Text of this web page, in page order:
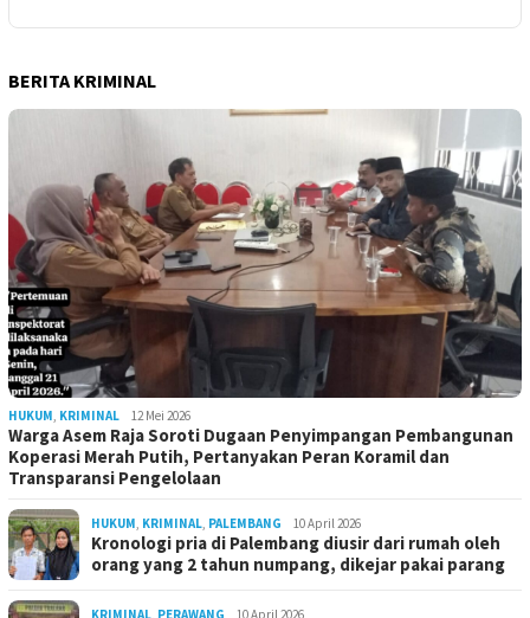
BERITA KRIMINAL
HUKUM, KRIMINAL 12 Mei 2026
Warga Asem Raja Soroti Dugaan Penyimpangan Pembangunan
Koperasi Merah Putih, Pertanyakan Peran Koramil dan
Transparansi Pengelolaan
HUKUM, KRIMINAL, PALEMBANG 10 April 2026
Kronologi pria di Palembang diusir dari rumah oleh
orang yang 2 tahun numpang, dikejar pakai parang
KRIMINAL, PERAWANG 10 April 2026